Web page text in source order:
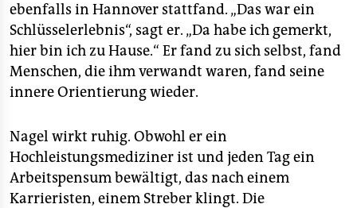
ebenfalls in Hannover stattfand. „Das war ein
Schlüsselerlebnis“, sagt er. „Da habe ich gemerkt,
hier bin ich zu Hause.“ Er fand zu sich selbst, fand
Menschen, die ihm verwandt waren, fand seine
innere Orientierung wieder.
Nagel wirkt ruhig. Obwohl er ein
Hochleistungsmediziner ist und jeden Tag ein
Arbeitspensum bewältigt, das nach einem
Karrieristen, einem Streber klingt. Die